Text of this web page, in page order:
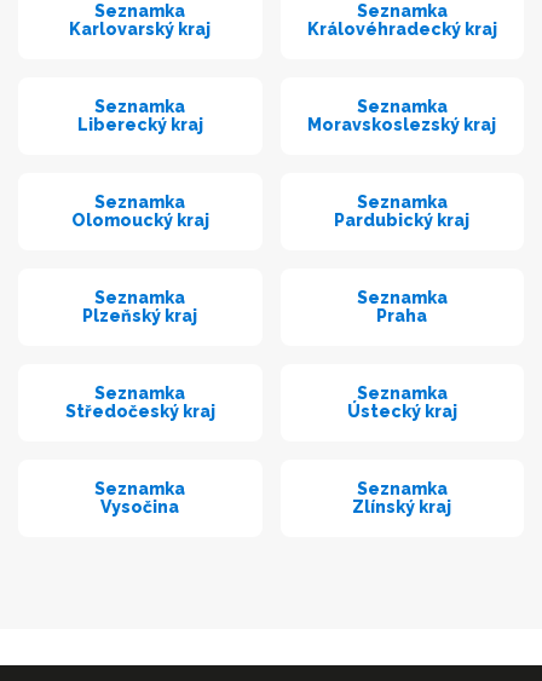
Seznamka
Karlovarský kraj
Seznamka
Královéhradecký kraj
Seznamka
Liberecký kraj
Seznamka
Moravskoslezský kraj
Seznamka
Olomoucký kraj
Seznamka
Pardubický kraj
Seznamka
Plzeňský kraj
Seznamka
Praha
Seznamka
Středočeský kraj
Seznamka
Ústecký kraj
Seznamka
Vysočina
Seznamka
Zlínský kraj